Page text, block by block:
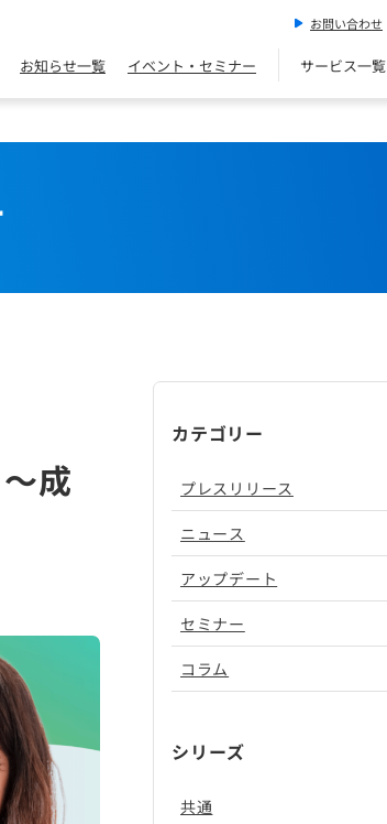
お問い合わせ
お知らせ一覧 イベント・セミナー サービス一覧
成
カテゴリー
プレスリリース
ニュース
アップデート
セミナー
コラム
シリーズ
共通